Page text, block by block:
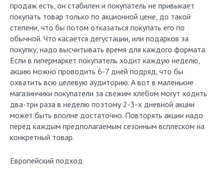
продаж есть, он стабилен и покупатель не привыкает
покупать товар только по акционной цене, до такой
степени, что бы потом отказаться покупать его по
обычной. Что касается дегустации, или подарков за
покупку, надо высчитывать время для каждого формата.
Если в гипермаркет покупатель ходит каждую неделю,
акцию можно проводить 6-7 дней подряд, что бы
охватить всю целевую аудиторию. А вот в маленькие
магазинчики покупатели за свежим хлебом могут ходить
два-три раза в неделю поэтому 2-3-х дневной акции
может быть вполне достаточно. Повторять акции надо
перед каждым предполагаемым сезонным всплеском на
конкретный товар.
Европейский подход